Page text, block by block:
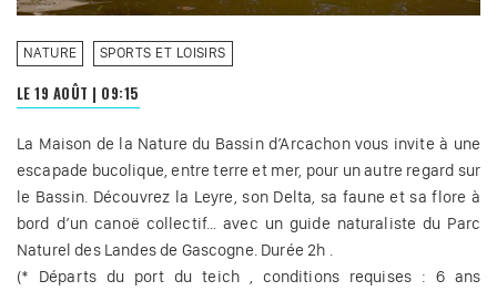
NATURE SPORTS ET LOISIRS
LE 19 AOÛT | 09:15
La Maison de la Nature du Bassin d’Arcachon vous invite à une
escapade bucolique, entre terre et mer, pour un autre regard sur
le Bassin. Découvrez la Leyre, son Delta, sa faune et sa flore à
bord d’un canoë collectif… avec un guide naturaliste du Parc
Naturel des Landes de Gascogne. Durée 2h .
(* Départs du port du teich , conditions requises : 6 ans